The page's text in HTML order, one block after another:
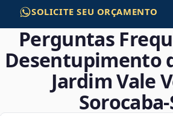
SOLICITE SEU ORÇAMENTO
Perguntas
Desentupimento
Jardim Vale